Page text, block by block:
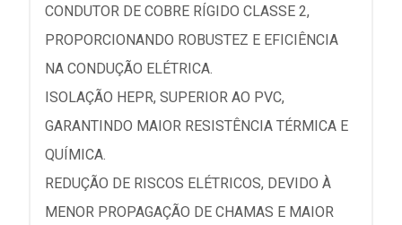
CONDUTOR DE COBRE RÍGIDO CLASSE 2,
PROPORCIONANDO ROBUSTEZ E EFICIÊNCIA
NA CONDUÇÃO ELÉTRICA.
ISOLAÇÃO HEPR, SUPERIOR AO PVC,
GARANTINDO MAIOR RESISTÊNCIA TÉRMICA E
QUÍMICA.
REDUÇÃO DE RISCOS ELÉTRICOS, DEVIDO À
MENOR PROPAGAÇÃO DE CHAMAS E MAIOR